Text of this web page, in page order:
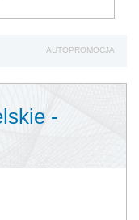
AUTOPROMOCJA
-